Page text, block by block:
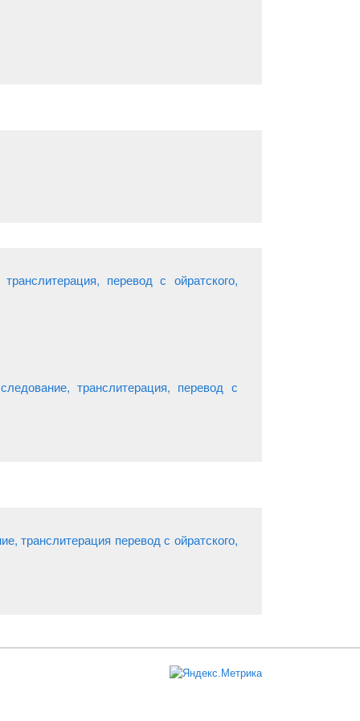
перевод с ойратского,
транслитерация, перевод с
транслитерация перевод с ойратского,